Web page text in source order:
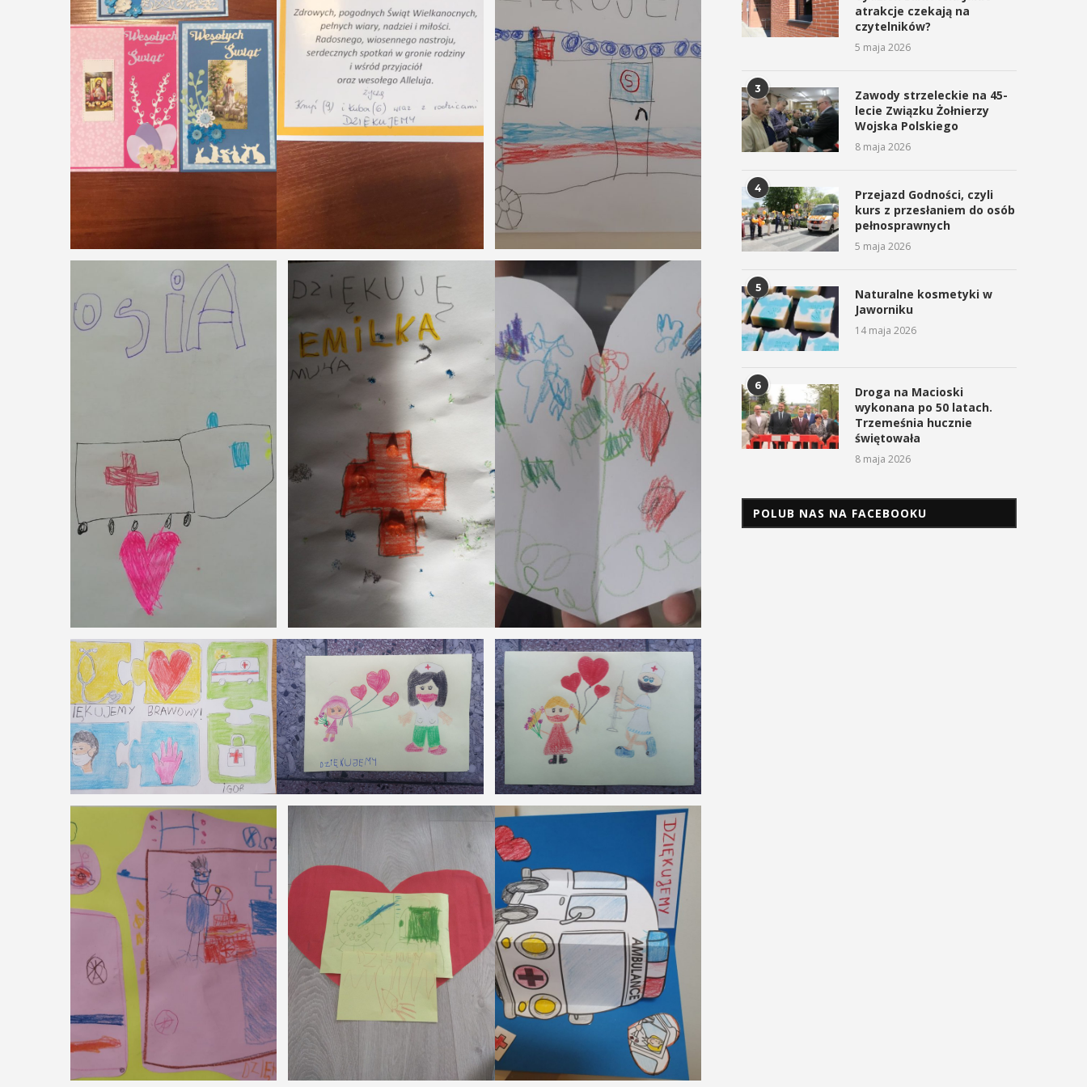
atrakcje czekają na
czytelników?
5 maja 2026
3
Zawody strzeleckie na 45-
lecie Związku Żołnierzy
Wojska Polskiego
8 maja 2026
4
Przejazd Godności, czyli
kurs z przesłaniem do osób
pełnosprawnych
5 maja 2026
5
Naturalne kosmetyki w
Jaworniku
14 maja 2026
6
Droga na Macioski
wykonana po 50 latach.
Trzemeśnia hucznie
świętowała
8 maja 2026
POLUB NAS NA FACEBOOKU